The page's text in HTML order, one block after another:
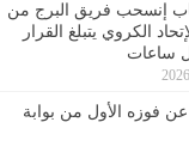
إنسحب فريق البرج من
الكروي يتبلغ القرار
ساعات
فوزه الأول من بوابة